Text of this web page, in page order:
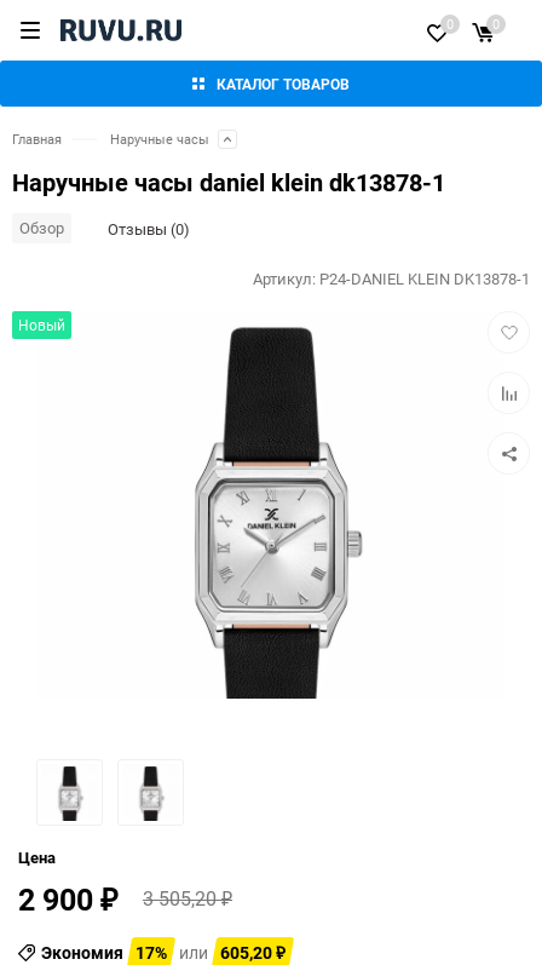
КАТАЛОГ ТОВАРОВ
0 0
Главная Наручные часы
Наручные часы daniel klein dk13878-1
Обзор Отзывы (0)
Новый
Артикул: P24-DANIEL KLEIN DK13878-1
Цена
2 900 ₽ 3 505,20₽
Экономия 17% или 605,20 ₽